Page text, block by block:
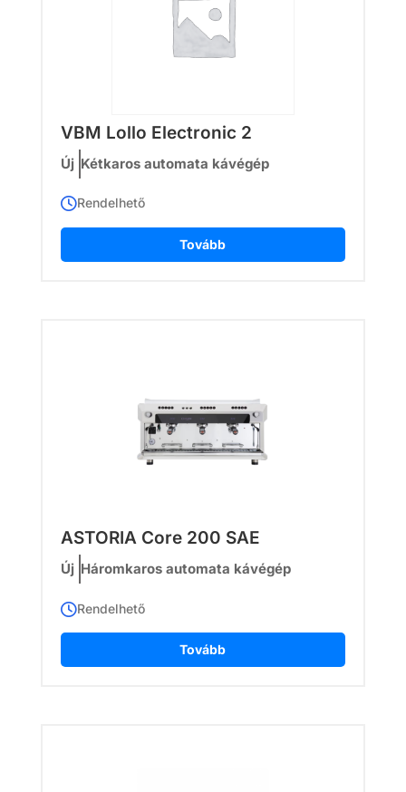
VBM Lollo Electronic 2
Új Kétkaros automata kávégép
Tovább
Rendelhető
ASTORIA Core 200 SAE
Új Háromkaros automata kávégép
Tovább
Rendelhető